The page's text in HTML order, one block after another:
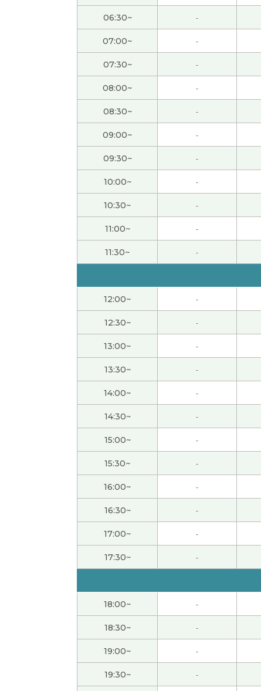
下次也请多关照。 ( 50代 男性 )
また、よろしくお願いします。( 50代 男性 )
次回もよろしくお願いします。( 50代 男性 )
また、よろしくお願いします。
日常で使う言葉など、教科書に載ってない
谢谢您的课。また、よろしくお願いします。
流暢な日本語でとてもわかりやすかったで
いつも多くの表現をありがとうございます。
また、よろしくお願いします。
また、よろしくお願いします。( 50代 男性 )
( 40代 女性 )
( 40代 女性 )
谢谢老师，我一直想知道我的汉语的弱点是
いつも解説ありがとうございます。
また、よろしくお願いします。
また、よろしくお願い致します。( 50代 男性
いつもありがとうございます。
また、よろしくお願いします。( 50代 男性 )
谢谢您。下次也请多关心。 ( 50代 男性 )
いつもありがとうございます。また、よろ
06:30~ -
07:00~ -
07:30~ -
08:00~ -
08:30~ -
09:00~ -
09:30~ -
10:00~ -
10:30~ -
11:00~ -
11:30~ -
12:00~ -
12:30~ -
13:00~ -
13:30~ -
14:00~ -
14:30~ -
15:00~ -
15:30~ -
16:00~ -
16:30~ -
17:00~ -
17:30~ -
18:00~ -
18:30~ -
19:00~ -
19:30~ -